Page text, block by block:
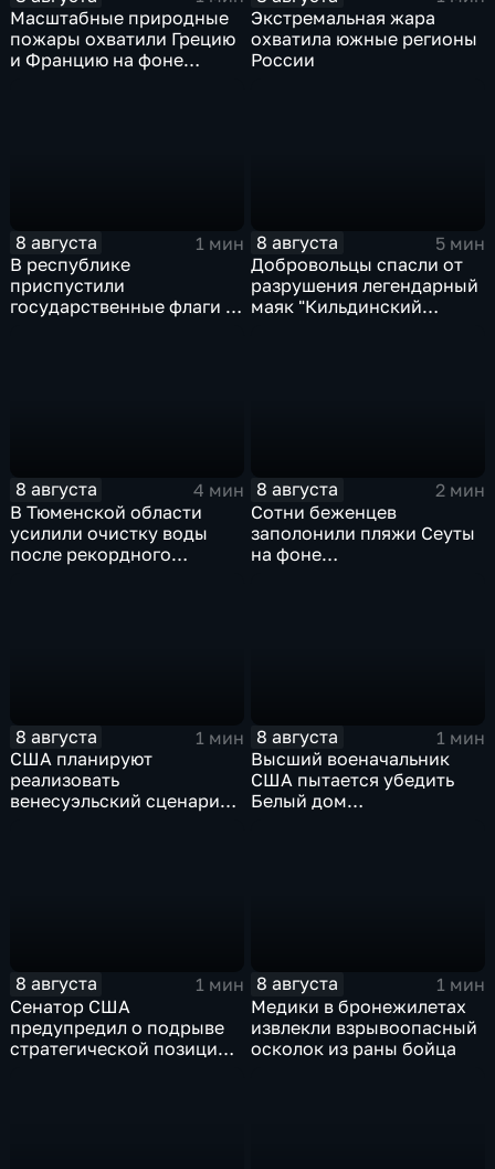
Масштабные природные
пожары охватили Грецию
и Францию на фоне
Экстремальная жара
охватила южные регионы
России
8 августа
1 мин
В республике
приспустили
государственные флаги и
8 августа
5 мин
Добровольцы спасли от
разрушения легендарный
маяк "Кильдинский
8 августа
4 мин
В Тюменской области
усилили очистку воды
после рекордного
8 августа
2 мин
Сотни беженцев
заполонили пляжи Сеуты
на фоне
8 августа
1 мин
США планируют
реализовать
венесуэльский сценарий
8 августа
1 мин
Высший военачальник
США пытается убедить
Белый дом
8 августа
1 мин
Сенатор США
предупредил о подрыве
стратегической позиции
8 августа
1 мин
Медики в бронежилетах
извлекли взрывоопасный
осколок из раны бойца